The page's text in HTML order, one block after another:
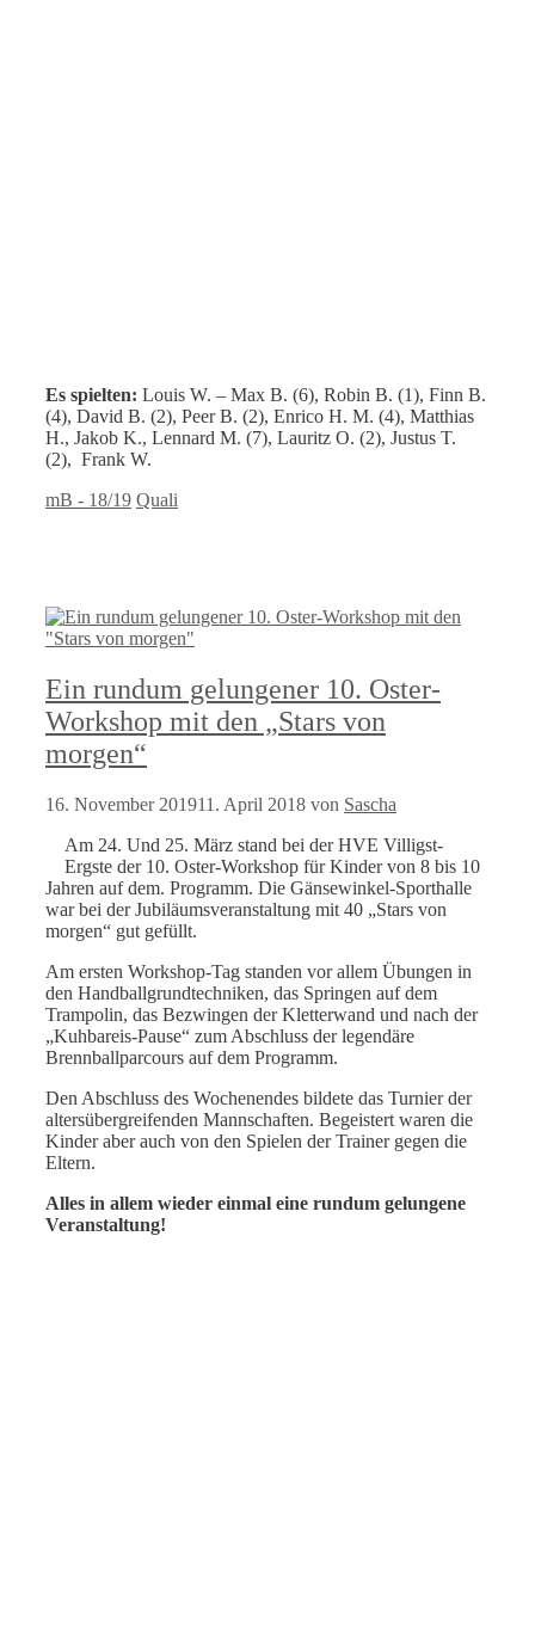
Es spielten: Louis W. – Max B. (6), Robin B. (1), Finn B.
(4), David B. (2), Peer B. (2), Enrico H. M. (4), Matthias
H., Jakob K., Lennard M. (7), Lauritz O. (2), Justus T.
(2), Frank W.
Kategorien
mB - 18/19 Schlagwörter
Quali
Ein rundum gelungener 10. Oster-
Workshop mit den „Stars von
morgen“
16. November 201911. April 2018 von Sascha
Am 24. Und 25. März stand bei der HVE Villigst-
Ergste der 10. Oster-Workshop für Kinder von 8 bis 10
Jahren auf dem. Programm. Die Gänsewinkel-Sporthalle
war bei der Jubiläumsveranstaltung mit 40 „Stars von
morgen“ gut gefüllt.
Am ersten Workshop-Tag standen vor allem Übungen in
den Handballgrundtechniken, das Springen auf dem
Trampolin, das Bezwingen der Kletterwand und nach der
„Kuhbareis-Pause“ zum Abschluss der legendäre
Brennballparcours auf dem Programm.
Den Abschluss des Wochenendes bildete das Turnier der
altersübergreifenden Mannschaften. Begeistert waren die
Kinder aber auch von den Spielen der Trainer gegen die
Eltern.
Alles in allem wieder einmal eine rundum gelungene
Veranstaltung!